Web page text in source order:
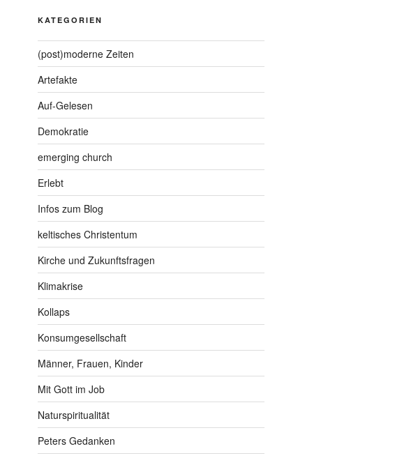
KATEGORIEN
(post)moderne Zeiten
Artefakte
Auf-Gelesen
Demokratie
emerging church
Erlebt
Infos zum Blog
keltisches Christentum
Kirche und Zukunftsfragen
Klimakrise
Kollaps
Konsumgesellschaft
Männer, Frauen, Kinder
Mit Gott im Job
Naturspiritualität
Peters Gedanken